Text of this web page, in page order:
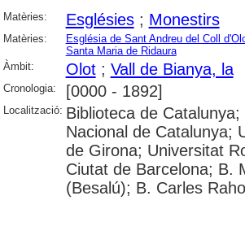
Matèries: Esglésies; Monestirs
Matèries:
Església de Sant Andreu del Coll
Santa Maria de Ridaura
Àmbit:
Olot; Vall de Bianya, la
Cronologia: [0000 - 1892]
Localització: Biblioteca de
Nacional de Catalunya;
de Girona; Universitat
Ciutat de Barcelona; B.
(Besalú); B. Carles